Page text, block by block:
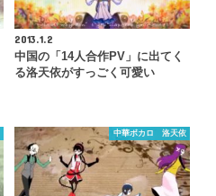
2013.1.2
中国の「14人合作PV」に出てく
る洛天依がすっごく可愛い
中華ボカロ 洛天依